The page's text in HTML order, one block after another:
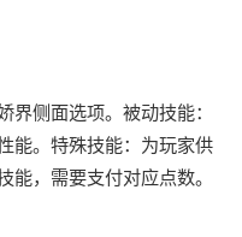
界侧面选项。 被动技能：
能。 特殊技能：为玩家供
能，需要支付对应点数。